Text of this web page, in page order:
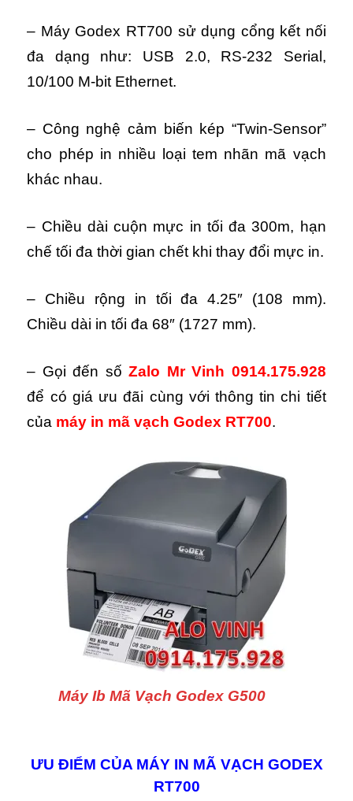
– Máy Godex RT700 sử dụng cổng kết nối
đa dạng như: USB 2.0, RS-232 Serial,
10/100 M-bit Ethernet.
– Công nghệ cảm biến kép “Twin-Sensor”
cho phép in nhiều loại tem nhãn mã vạch
khác nhau.
– Chiều dài cuộn mực in tối đa 300m, hạn
chế tối đa thời gian chết khi thay đổi mực in.
– Chiều rộng in tối đa 4.25″ (108 mm).
Chiều dài in tối đa 68″ (1727 mm).
– Gọi đến số Zalo Mr Vinh 0914.175.928
để có giá ưu đãi cùng với thông tin chi tiết
của máy in mã vạch Godex RT700.
Máy Ib Mã Vạch Godex G500
ƯU ĐIỂM CỦA MÁY IN MÃ VẠCH GODEX
RT700